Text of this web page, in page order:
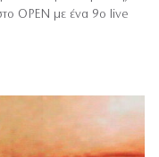
OPEN με ένα 9ο live